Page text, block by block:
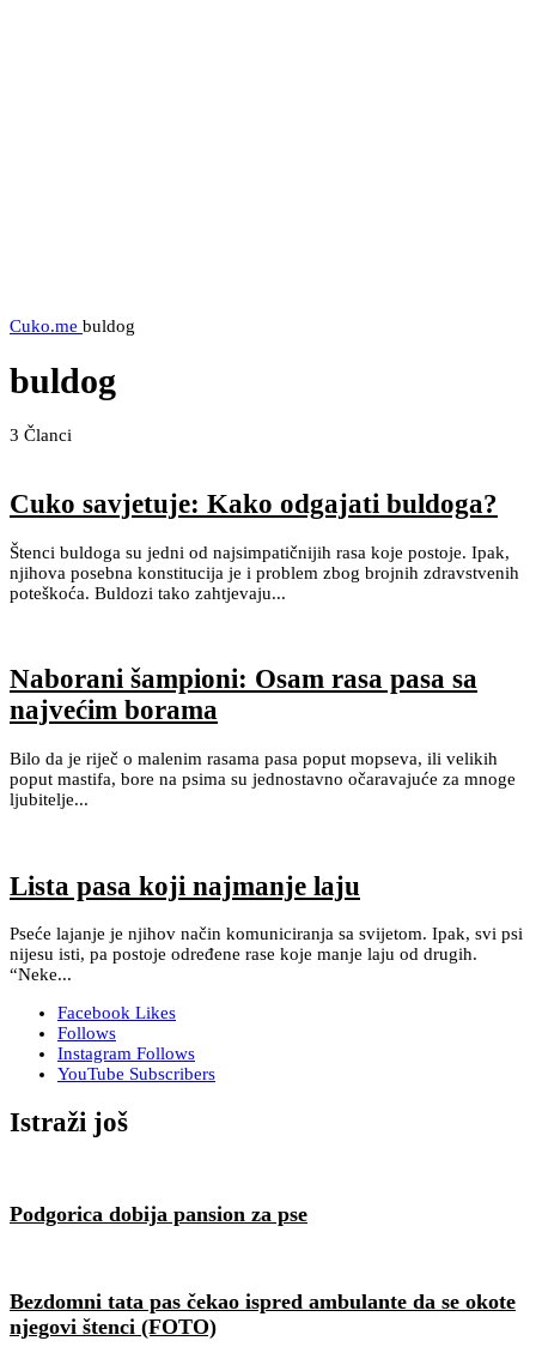
Cuko.me buldog
buldog
3 Članci
Cuko savjetuje: Kako odgajati buldoga?
Štenci buldoga su jedni od najsimpatičnijih rasa koje postoje. Ipak,
njihova posebna konstitucija je i problem zbog brojnih zdravstvenih
poteškoća. Buldozi tako zahtjevaju...
Naborani šampioni: Osam rasa pasa sa
najvećim borama
Bilo da je riječ o malenim rasama pasa poput mopseva, ili velikih
poput mastifa, bore na psima su jednostavno očaravajuće za mnoge
ljubitelje...
Lista pasa koji najmanje laju
Pseće lajanje je njihov način komuniciranja sa svijetom. Ipak, svi psi
nijesu isti, pa postoje određene rase koje manje laju od drugih.
“Neke...
Facebook Likes
Follows
Instagram Follows
YouTube Subscribers
Istraži još
Podgorica dobija pansion za pse
Bezdomni tata pas čekao ispred ambulante da se okote
njegovi štenci (FOTO)